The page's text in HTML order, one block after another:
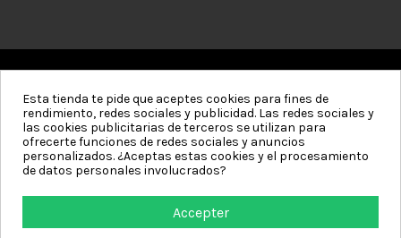
Catégories
Information
Mon compte
Esta tienda te pide que aceptes cookies para fines de
rendimiento, redes sociales y publicidad. Las redes sociales y
las cookies publicitarias de terceros se utilizan para
ofrecerte funciones de redes sociales y anuncios
personalizados. ¿Aceptas estas cookies y el procesamiento
de datos personales involucrados?
Accepter